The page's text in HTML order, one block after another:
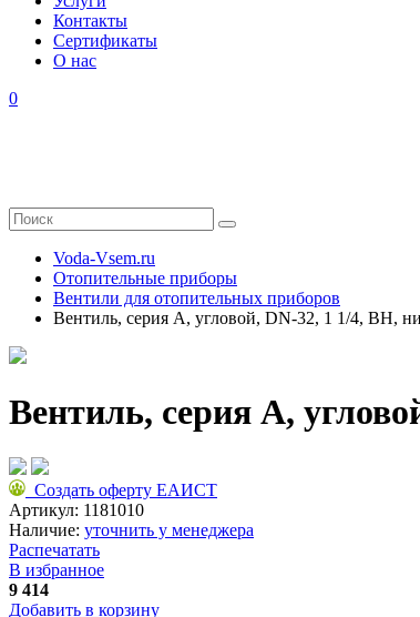
Контакты
Cертификаты
О нас
0
Voda-Vsem.ru
Отопительные приборы
Вентили для отопительных приборов
Вентиль, серия A, угловой, DN-32, 1 1/4, ВН,
Вентиль, серия A,
Создать оферту ЕАИСТ
Артикул: 1181010
Наличие: уточнить у менеджера
Распечатать
В избранное
9 414
Добавить в корзину